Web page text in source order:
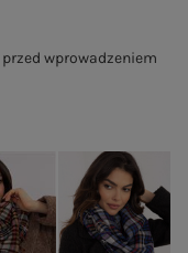
wprowadzeniem